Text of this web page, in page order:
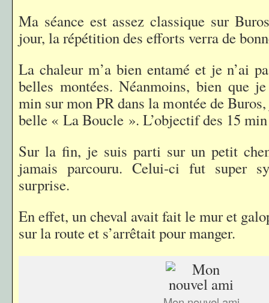
Ma séance est assez classique sur
jour, la répétition des efforts verra de
La chaleur m’a bien entamé et je n’ai
belles montées. Néanmoins, bien que
min sur mon PR dans la montée de
belle « La Boucle ». L’objectif des 15
Sur la fin, je suis parti sur un petit
jamais parcouru. Celui-ci fut super
surprise.
En effet, un cheval avait fait le mur et
sur la route et s’arrêtait pour manger.